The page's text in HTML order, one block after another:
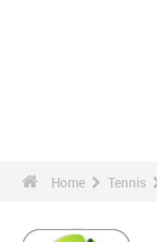
Home Tennis